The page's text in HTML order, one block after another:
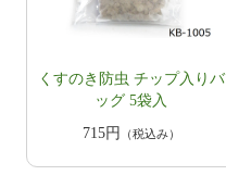
くすのき防虫 チップ入りバ
ッグ 5袋入
715円
（税込み）